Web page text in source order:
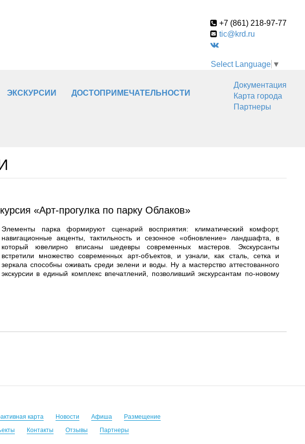
+7 (861) 218-97-77
tic@krd.ru
Select Language ▼
ЭКСКУРСИИ ДОСТОПРИМЕЧАТЕЛЬНОСТИ
Документация
Карта города
Партнеры
«Арт-прогулка по парку Облаков»
Элементы парка формируют сценарий восприятия: климатический комфорт,
навигационные акценты, тактильность и сезонное «обновление» ландшафта, в
который ювелирно вписаны шедевры современных мастеров. Экскурсанты
встретили множество современных арт-объектов, и узнали, как сталь, сетка и
зеркала способны оживать среди зелени и воды. Ну а мастерство аттестованного
в единый комплекс впечатлений, позволивший экскурсантам по-новому
карта Новости Афиша
Размещение
Контакты Отзывы Партнеры